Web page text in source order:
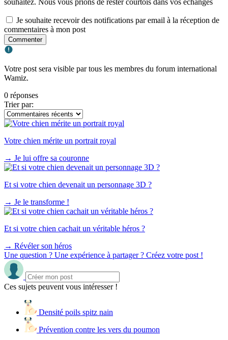
Je souhaite recevoir des notifications par email à la réception de
commentaires à mon post
Commenter
Votre post sera visible par tous les membres du forum international
Wamiz.
0 réponses
Trier par:
Votre chien mérite un portrait royal
→ Je lui offre sa couronne
Et si votre chien devenait un personnage 3D ?
→ Je le transforme !
Et si votre chien cachait un véritable héros ?
→ Révéler son héros
Une question ? Une expérience à partager ? Créez votre post !
Ces sujets peuvent vous intéresser !
Densité poils spitz nain
Prévention contre les vers du poumon